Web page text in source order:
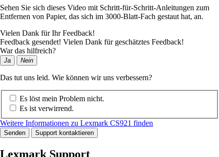
Sehen Sie sich dieses Video mit Schritt-für-Schritt-Anleitungen zum
Entfernen von Papier, das sich im 3000-Blatt-Fach gestaut hat, an.
Vielen Dank für Ihr Feedback!
Feedback gesendet! Vielen Dank für geschätztes Feedback!
War das hilfreich?
Ja Nein
Das tut uns leid. Wie können wir uns verbessern?
Es löst mein Problem nicht.
Es ist verwirrend.
Weitere Informationen zu Lexmark CS921 finden
Senden Support kontaktieren
Lexmark Support